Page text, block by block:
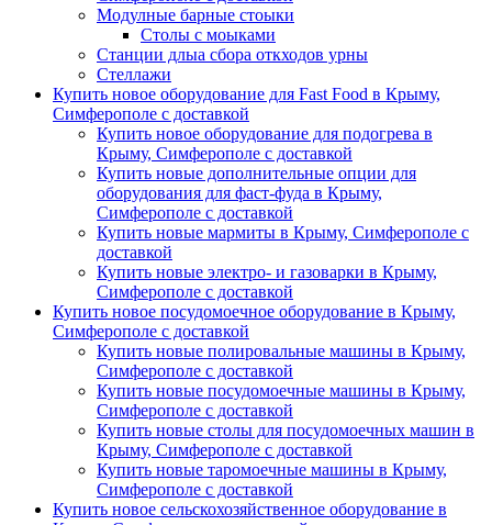
Модулные барные стоыки
Столы с моыками
Станции длыа сбора откходов урны
Стеллажи
Купить новое оборудование для Fast Food в Крыму,
Симферополе с доставкой
Купить новое оборудование для подогрева в
Крыму, Симферополе с доставкой
Купить новые дополнительные опции для
оборудования для фаст-фуда в Крыму,
Симферополе с доставкой
Купить новые мармиты в Крыму, Симферополе с
доставкой
Купить новые электро- и газоварки в Крыму,
Симферополе с доставкой
Купить новое посудомоечное оборудование в Крыму,
Симферополе с доставкой
Купить новые полировальные машины в Крыму,
Симферополе с доставкой
Купить новые посудомоечные машины в Крыму,
Симферополе с доставкой
Купить новые столы для посудомоечных машин в
Крыму, Симферополе с доставкой
Купить новые таромоечные машины в Крыму,
Симферополе с доставкой
Купить новое сельскохозяйственное оборудование в